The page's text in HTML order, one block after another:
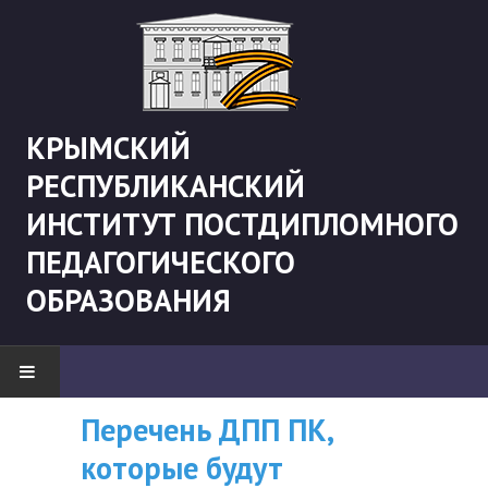
КРЫМСКИЙ
РЕСПУБЛИКАНСКИЙ
ИНСТИТУТ ПОСТДИПЛОМНОГО
ПЕДАГОГИЧЕСКОГО
ОБРАЗОВАНИЯ
НОВОСТИ
"Боевая" русистика
ВНИМАНИЮ
СЛУШАТЕЛЕЙ, У
Перечень ДПП ПК,
которые будут